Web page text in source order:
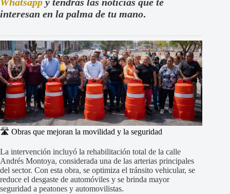
interesan en la palma de tu mano.
🛣️ Obras que mejoran la movilidad y la seguridad
La intervención incluyó la rehabilitación total de la calle
Andrés Montoya, considerada una de las arterias principales
del sector. Con esta obra, se optimiza el tránsito vehicular, se
reduce el desgaste de automóviles y se brinda mayor
seguridad a peatones y automovilistas.